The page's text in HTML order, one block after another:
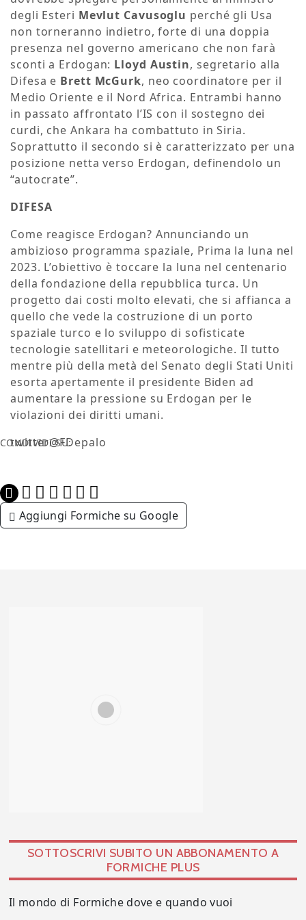
degli Esteri Mevlut Cavusoglu perché gli Usa
non torneranno indietro, forte di una doppia
presenza nel governo americano che non farà
sconti a Erdogan: Lloyd Austin, segretario alla
Difesa e Brett McGurk, neo coordinatore per il
Medio Oriente e il Nord Africa. Entrambi hanno
in passato affrontato l’IS con il sostegno dei
curdi, che Ankara ha combattuto in Siria.
Soprattutto il secondo si è caratterizzato per una
posizione netta verso Erdogan, definendolo un
“autocrate”.
DIFESA
Come reagisce Erdogan? Annunciando un
ambizioso programma spaziale, Prima la luna nel
2023. L’obiettivo è toccare la luna nel centenario
della fondazione della repubblica turca. Un
progetto dai costi molto elevati, che si affianca a
quello che vede la costruzione di un porto
spaziale turco e lo sviluppo di sofisticate
tecnologie satellitari e meteorologiche. Il tutto
mentre più della metà del Senato degli Stati Uniti
esorta apertamente il presidente Biden ad
aumentare la pressione su Erdogan per le
violazioni dei diritti umani.
twitter@FDepalo
CONDIVIDI SU:
Aggiungi Formiche su Google
SOTTOSCRIVI SUBITO UN ABBONAMENTO A
FORMICHE PLUS
Il mondo di Formiche dove e quando vuoi